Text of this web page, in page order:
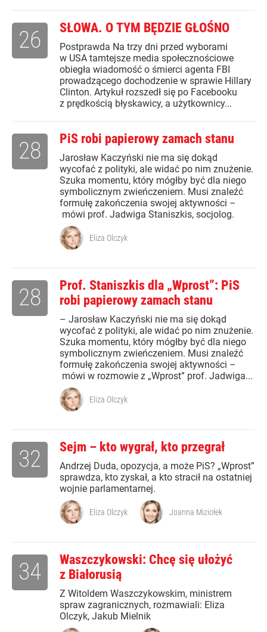
SŁOWA. O TYM BĘDZIE GŁOŚNO
Postprawda Na trzy dni przed wyborami
w USA tamtejsze media społecznościowe
obiegła wiadomość o śmierci agenta FBI
prowadzącego dochodzenie w sprawie Hillary
Clinton. Artykuł rozszedł się po Facebooku
z prędkością błyskawicy, a użytkownicy...
26
PiS robi papierowy zamach stanu
Jarosław Kaczyński nie ma się dokąd
wycofać z polityki, ale widać po nim znużenie.
Szuka momentu, który mógłby być dla niego
symbolicznym zwieńczeniem. Musi znaleźć
formułę zakończenia swojej aktywności –
mówi prof. Jadwiga Staniszkis, socjolog.
28
Eliza Olczyk
Prof. Staniszkis dla „Wprost”: PiS
robi papierowy zamach stanu
– Jarosław Kaczyński nie ma się dokąd
wycofać z polityki, ale widać po nim znużenie.
Szuka momentu, który mógłby być dla niego
symbolicznym zwieńczeniem. Musi znaleźć
formułę zakończenia swojej aktywności –
mówi w rozmowie z „Wprost” prof. Jadwiga...
28
Eliza Olczyk
Sejm – kto wygrał, kto przegrał
Andrzej Duda, opozycja, a może PiS? „Wprost”
sprawdza, kto zyskał, a kto stracił na ostatniej
wojnie parlamentarnej.
32
Eliza Olczyk Joanna Miziołek
Waszczykowski: Chcę się ułożyć
z Białorusią
Z Witoldem Waszczykowskim, ministrem
spraw zagranicznych, rozmawiali: Eliza
Olczyk, Jakub Mielnik
34